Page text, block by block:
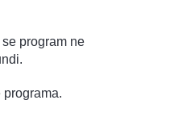
program ne